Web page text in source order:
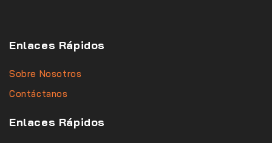
Enlaces Rápidos
Sobre Nosotros
Contáctanos
Enlaces Rápidos